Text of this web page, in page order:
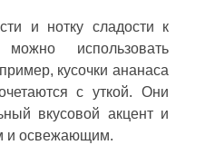
и нотку сладости к
использовать
кусочки ананаса
с уткой. Они
вкусовой акцент и
и освежающим.